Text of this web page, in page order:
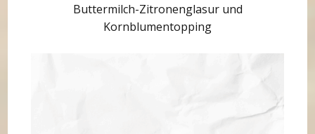
Buttermilch-Zitronenglasur und
Kornblumentopping